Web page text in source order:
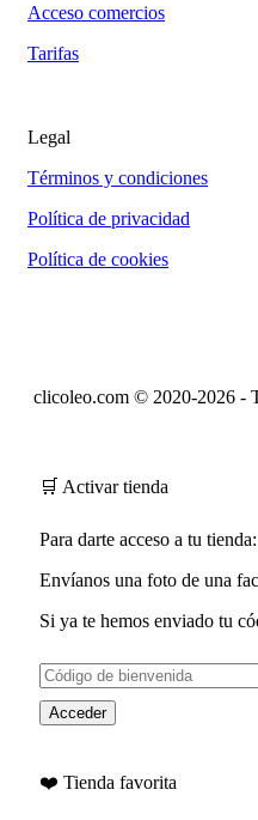
Acceso comercios
Tarifas
Legal
Términos y condiciones
Política de privacidad
Política de cookies
clicoleo.com © 2020-2026 -
🛒 Activar tienda
Para darte acceso a tu tienda:
Envíanos una foto de una
Si ya te hemos enviado tu
Acceder
❤️ Tienda favorita